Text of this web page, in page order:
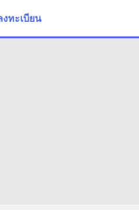
งทะเบียน